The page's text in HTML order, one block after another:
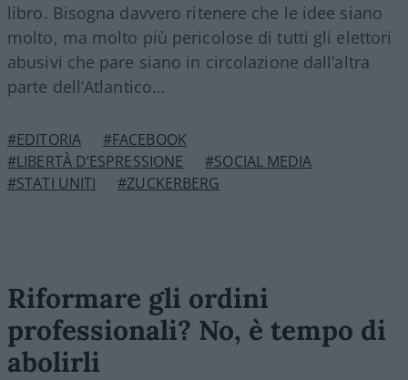
libro. Bisogna davvero ritenere che le idee siano
molto, ma molto più pericolose di tutti gli elettori
abusivi che pare siano in circolazione dall’altra
parte dell’Atlantico…
#EDITORIA
#FACEBOOK
#LIBERTÀ D’ESPRESSIONE
#SOCIAL MEDIA
#STATI UNITI
#ZUCKERBERG
Riformare gli ordini
professionali? No, è tempo di
abolirli